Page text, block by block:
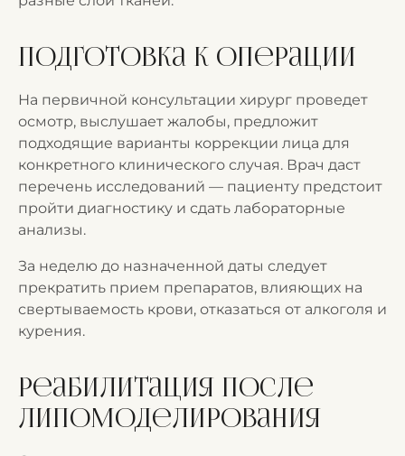
Подготовка к операции
На первичной консультации хирург проведет
осмотр, выслушает жалобы, предложит
подходящие варианты коррекции лица для
конкретного клинического случая. Врач даст
перечень исследований — пациенту предстоит
пройти диагностику и сдать лабораторные
анализы.
За неделю до назначенной даты следует
прекратить прием препаратов, влияющих на
свертываемость крови, отказаться от алкоголя и
курения.
Реабилитация после
липомоделирования